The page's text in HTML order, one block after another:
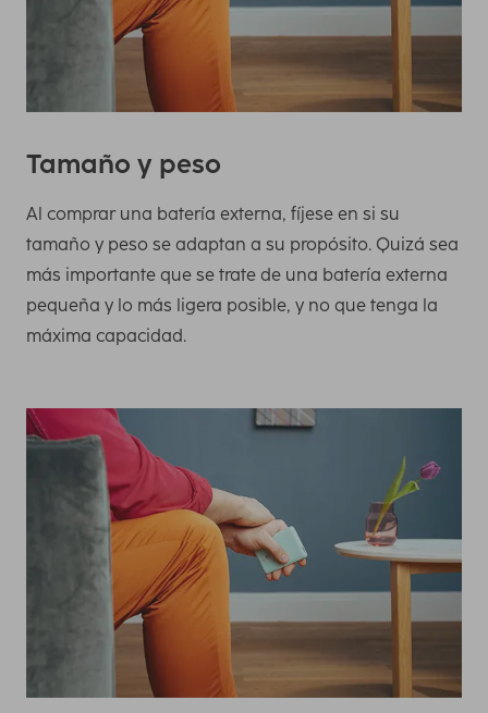
Tamaño y peso
Al comprar una batería externa, fíjese en si su
tamaño y peso se adaptan a su propósito. Quizá sea
más importante que se trate de una batería externa
pequeña y lo más ligera posible, y no que tenga la
máxima capacidad.